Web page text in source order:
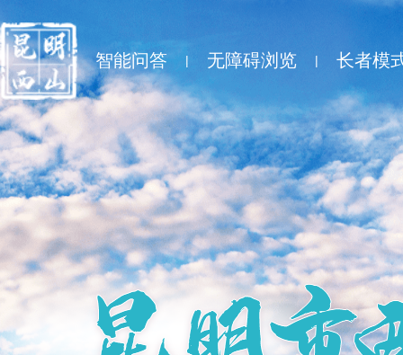
智能问答 | 无障碍浏览 | 长者模